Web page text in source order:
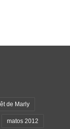
de Marly
matos 2012